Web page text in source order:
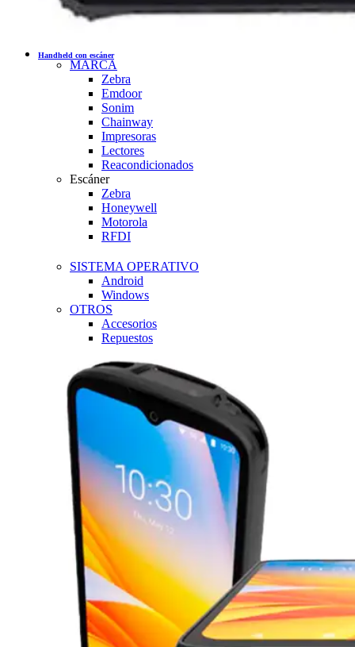
Handheld con escáner
MARCA
Zebra
Emdoor
Sonim
Chainway
Impresoras
Lectores
Reacondicionados
Escáner
Zebra
Honeywell
Motorola
RFDI
SISTEMA OPERATIVO
Android
Windows
OTROS
Accesorios
Repuestos